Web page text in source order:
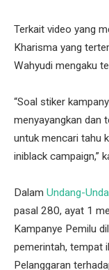
Terkait video yang
Kharisma yang
Wahyudi mengaku
“Soal stiker
menyayangkan dan
untuk mencari tahu
iniblack campaign,”
Dalam Undang-
pasal 280, ayat 1
Kampanye Pemilu
pemerintah, tempat
Pelanggaran